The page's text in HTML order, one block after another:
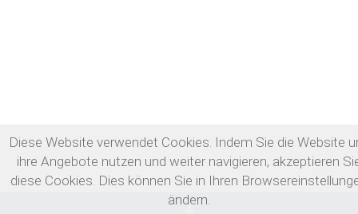
Diese Website verwendet Cookies. Indem Sie die Website
ihre Angebote nutzen und weiter navigieren, akzeptieren
diese Cookies. Dies können Sie in Ihren
ändern.